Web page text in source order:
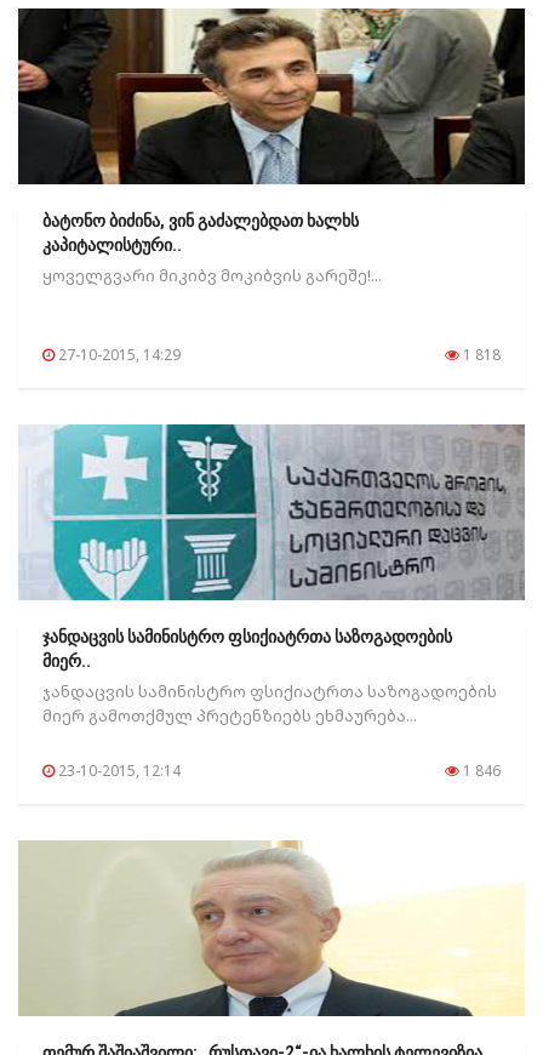
ბატონო ბიძინა, ვინ გაძალებდათ ხალხს
კაპიტალისტური..
ყოველგვარი მიკიბვ მოკიბვის გარეშე!...
27-10-2015, 14:29 1 818
ჯანდაცვის სამინისტრო ფსიქიატრთა საზოგადოების
მიერ..
ჯანდაცვის სამინისტრო ფსიქიატრთა საზოგადოების
მიერ გამოთქმულ პრეტენზიებს ეხმაურება...
23-10-2015, 12:14 1 846